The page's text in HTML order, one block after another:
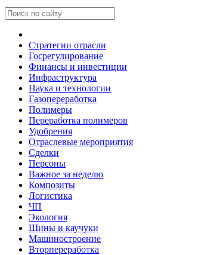
Стратегии отрасли
Госрегулирование
Финансы и инвестиции
Инфраструктура
Наука и технологии
Газопереработка
Полимеры
Переработка полимеров
Удобрения
Отраслевые мероприятия
Сделки
Персоны
Важное за неделю
Композиты
Логистика
ЧП
Экология
Шины и каучуки
Машиностроение
Вторпереработка